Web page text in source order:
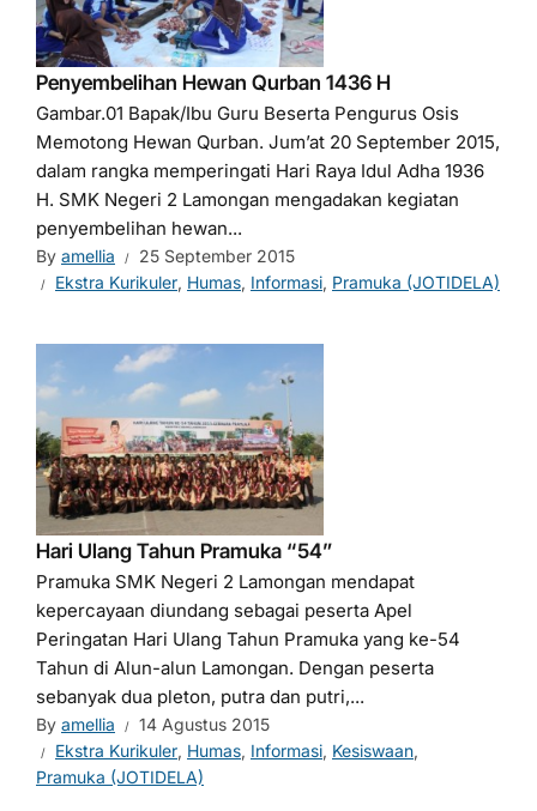
Penyembelihan Hewan Qurban 1436 H
Gambar.01 Bapak/Ibu Guru Beserta Pengurus Osis
Memotong Hewan Qurban. Jum’at 20 September 2015,
dalam rangka memperingati Hari Raya Idul Adha 1936
H. SMK Negeri 2 Lamongan mengadakan kegiatan
penyembelihan hewan...
By amellia
25 September 2015
Ekstra Kurikuler, Humas, Informasi, Pramuka (JOTIDELA)
Hari Ulang Tahun Pramuka “54”
Pramuka SMK Negeri 2 Lamongan mendapat
kepercayaan diundang sebagai peserta Apel
Peringatan Hari Ulang Tahun Pramuka yang ke-54
Tahun di Alun-alun Lamongan. Dengan peserta
sebanyak dua pleton, putra dan putri,...
By amellia
14 Agustus 2015
Ekstra Kurikuler, Humas, Informasi, Kesiswaan,
Pramuka (JOTIDELA)